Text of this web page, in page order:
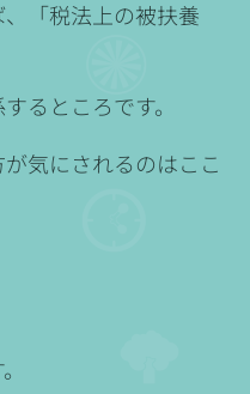
「税法上の被扶養
るところです。
気にされるのはここ